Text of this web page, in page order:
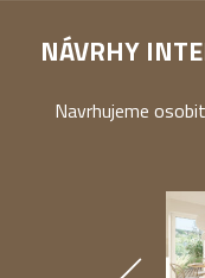
NÁVRHY
Navrhujeme